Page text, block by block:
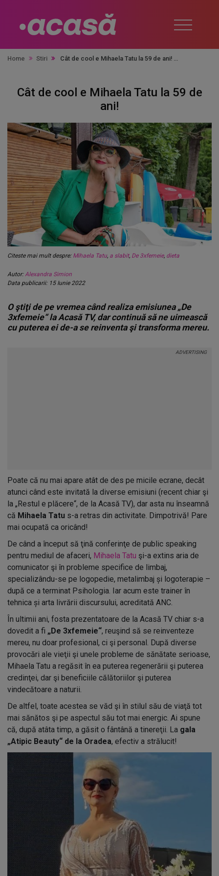
Home Stiri Cât de cool e Mihaela Tatu la 59 de ani!
Cât de cool e Mihaela Tatu la 59 de
ani!
Citeste mai mult despre: Mihaela Tatu, a slabit, De 3xfemeie, dieta
Autor: Alexandra Simion
Data publicarii: 15 Iunie 2022
O ştiţi de pe vremea când realiza emisiunea „De
3xfemeie“ la Acasă TV, dar continuă să ne uimească
cu puterea ei de-a se reinventa şi transforma mereu.
Poate că nu mai apare atât de des pe micile ecrane, decât
atunci când este invitată la diverse emisiuni (recent chiar şi
la „Restul e plăcere“, de la Acasă TV), dar asta nu înseamnă
că Mihaela Tatu s-a retras din activitate. Dimpotrivă! Pare
mai ocupată ca oricând!
De când a început să ţină conferinţe de public speaking
pentru mediul de afaceri, Mihaela Tatu şi-a extins aria de
comunicator şi în probleme specifice de limbaj,
specializându-se pe logopedie, metalimbaj și logoterapie –
după ce a terminat Psihologia. Iar acum este trainer în
tehnica și arta livrării discursului, acreditată ANC.
În ultimii ani, fosta prezentatoare de la Acasă TV chiar s-a
dovedit a fi „De 3xfemeie“, reuşind să se reinventeze
mereu, nu doar profesional, ci şi personal. După diverse
provocări ale vieţii şi unele probleme de sănătate serioase,
Mihaela Tatu a regăsit în ea puterea regenerării şi puterea
credinţei, dar şi beneficiile călătoriilor şi puterea
vindecătoare a naturii.
De altfel, toate acestea se văd şi în stilul său de viaţă tot
mai sănătos şi pe aspectul său tot mai energic. Ai spune
că, după atâta timp, a găsit o fântână a tinereţii. La gala
„Atipic Beauty“ de la Oradea, efectiv a strălucit!